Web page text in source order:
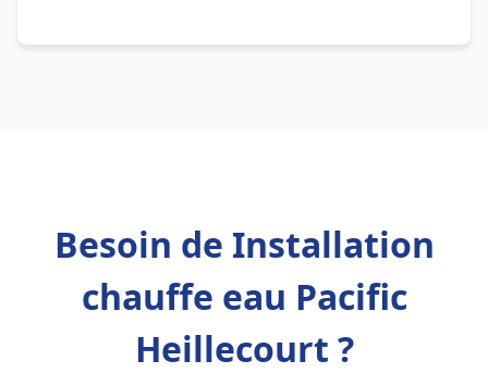
Besoin de Installation
chauffe eau Pacific
Heillecourt ?